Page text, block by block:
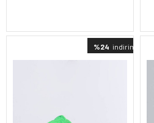
%24 indirimli